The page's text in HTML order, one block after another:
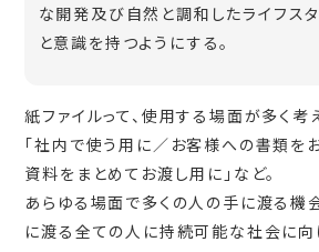
な開発及び自然と調和したライフス
と意識を持つようにする。
紙ファイルって、使用する場面が多く考
「社内で使う用に／お客様への書類を
資料をまとめてお渡し用に」など。
あらゆる場面で多くの人の手に渡る機
に渡る全ての人に持続可能な社会に